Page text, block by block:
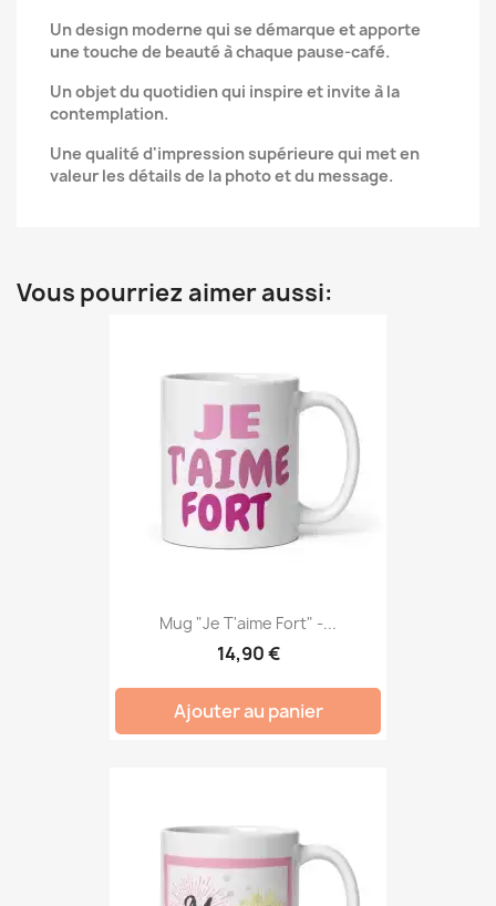
Un design moderne qui se démarque et apporte
une touche de beauté à chaque pause-café.
Un objet du quotidien qui inspire et invite à la
contemplation.
Une qualité d'impression supérieure qui met en
valeur les détails de la photo et du message.
Vous pourriez aimer aussi:
Mug "Je T'aime Fort" -...
14,90 €
Ajouter au panier